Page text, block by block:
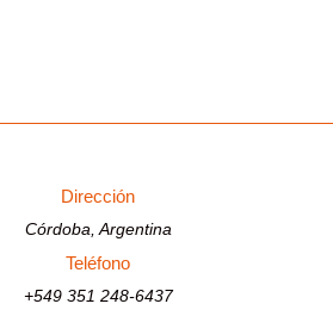
Dirección
Córdoba, Argentina
Teléfono
+549 351 248-6437